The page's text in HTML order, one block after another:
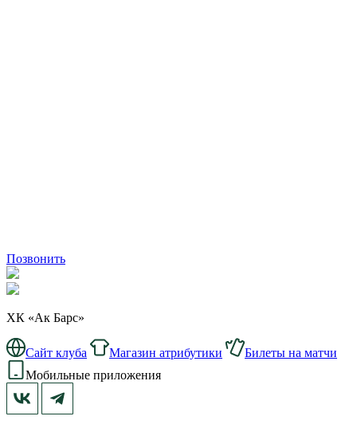
Позвонить
ХК «Ак Барс»
Сайт клуба Магазин атрибутики
Билеты на матчи
Мобильные приложения